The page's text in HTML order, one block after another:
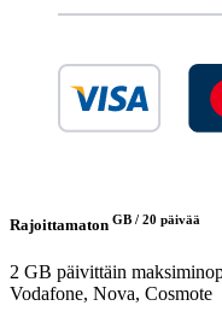
Rajoittamaton GB / 20 päivää
2 GB päivittäin
Vodafone, Nova, Cosmote